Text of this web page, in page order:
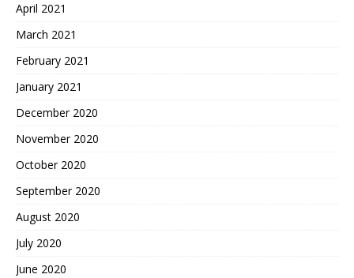
April 2021
March 2021
February 2021
January 2021
December 2020
November 2020
October 2020
September 2020
August 2020
July 2020
June 2020